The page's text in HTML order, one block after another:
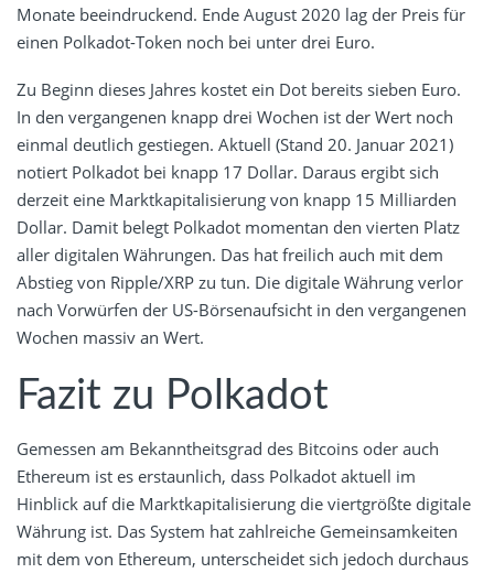
Monate beeindruckend. Ende August 2020 lag der Preis für
einen Polkadot-Token noch bei unter drei Euro.
Zu Beginn dieses Jahres kostet ein Dot bereits sieben Euro.
In den vergangenen knapp drei Wochen ist der Wert noch
einmal deutlich gestiegen. Aktuell (Stand 20. Januar 2021)
notiert Polkadot bei knapp 17 Dollar. Daraus ergibt sich
derzeit eine Marktkapitalisierung von knapp 15 Milliarden
Dollar. Damit belegt Polkadot momentan den vierten Platz
aller digitalen Währungen. Das hat freilich auch mit dem
Abstieg von Ripple/XRP zu tun. Die digitale Währung verlor
nach Vorwürfen der US-Börsenaufsicht in den vergangenen
Wochen massiv an Wert.
Fazit zu Polkadot
Gemessen am Bekanntheitsgrad des Bitcoins oder auch
Ethereum ist es erstaunlich, dass Polkadot aktuell im
Hinblick auf die Marktkapitalisierung die viertgrößte digitale
Währung ist. Das System hat zahlreiche Gemeinsamkeiten
mit dem von Ethereum, unterscheidet sich jedoch durchaus